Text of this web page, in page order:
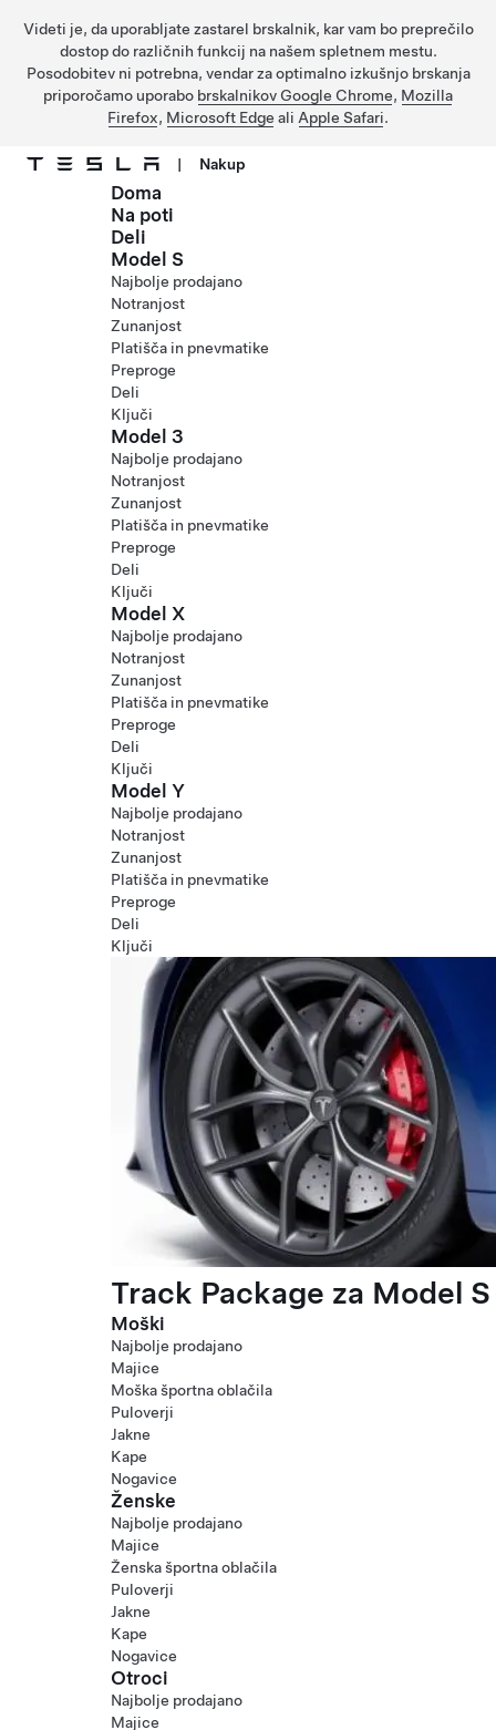
Videti je, da uporabljate zastarel brskalnik, kar vam bo preprečilo
dostop do različnih funkcij na našem spletnem mestu.
Posodobitev ni potrebna, vendar za optimalno izkušnjo brskanja
priporočamo uporabo brskalnikov Google Chrome, Mozilla
Firefox, Microsoft Edge ali Apple Safari.
Preskočite na glavno vsebino
| Nakup
Doma
Na poti
Deli
Model S
Najbolje prodajano
Notranjost
Zunanjost
Platišča in pnevmatike
Preproge
Deli
Ključi
Model 3
Najbolje prodajano
Notranjost
Zunanjost
Platišča in pnevmatike
Preproge
Deli
Ključi
Model X
Najbolje prodajano
Notranjost
Zunanjost
Platišča in pnevmatike
Preproge
Deli
Ključi
Model Y
Najbolje prodajano
Notranjost
Zunanjost
Platišča in pnevmatike
Preproge
Deli
Ključi
Track Package za Model
Moški
Najbolje prodajano
Majice
Moška športna oblačila
Puloverji
Jakne
Kape
Nogavice
Ženske
Najbolje prodajano
Majice
Ženska športna oblačila
Puloverji
Jakne
Kape
Nogavice
Otroci
Najbolje prodajano
Majice